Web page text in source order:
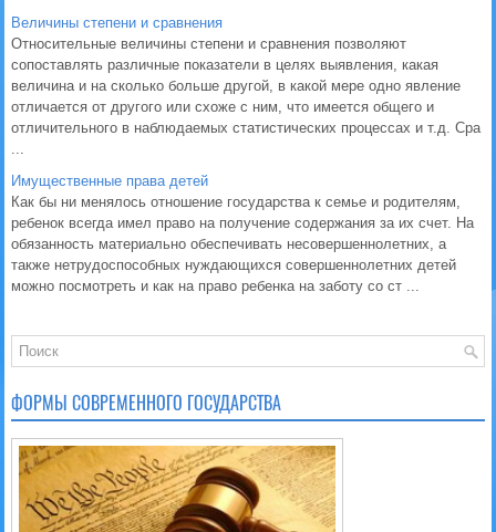
Величины степени и сравнения
Относительные величины степени и сравнения позволяют
сопоставлять различные показатели в целях выявления, какая
величина и на сколько больше другой, в какой мере одно явление
отличается от другого или схоже с ним, что имеется общего и
отличительного в наблюдаемых статистических процессах и т.д. Сра
...
Имущественные права детей
Как бы ни менялось отношение государства к семье и родителям,
ребенок всегда имел право на получение содержания за их счет. На
обязанность материально обеспечивать несовершеннолетних, а
также нетрудоспособных нуждающихся совершеннолетних детей
можно посмотреть и как на право ребенка на заботу со ст ...
ФОРМЫ СОВРЕМЕННОГО ГОСУДАРСТВА